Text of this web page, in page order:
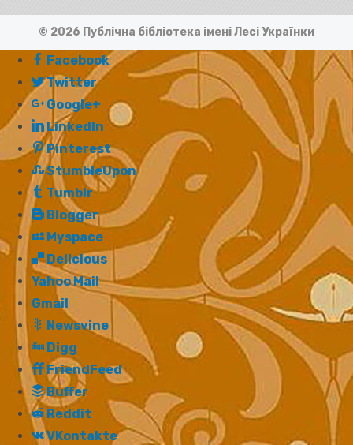
© 2026 Публічна бібліотека імені Лесі Українки
Facebook
Twitter
Google+
LinkedIn
Pinterest
StumbleUpon
Tumblr
Blogger
Myspace
Delicious
Yahoo Mail
Gmail
Newsvine
Digg
FriendFeed
Buffer
Reddit
VKontakte